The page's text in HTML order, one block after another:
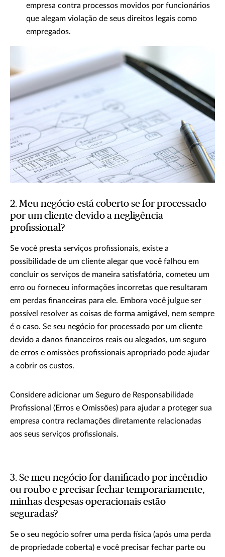
empresa contra processos movidos por funcionários
que alegam violação de seus direitos legais como
empregados.
2. Meu negócio está coberto se for processado
por um cliente devido a negligência
profissional?
Se você presta serviços profissionais, existe a
possibilidade de um cliente alegar que você falhou em
concluir os serviços de maneira satisfatória, cometeu um
erro ou forneceu informações incorretas que resultaram
em perdas financeiras para ele. Embora você julgue ser
possível resolver as coisas de forma amigável, nem sempre
é o caso. Se seu negócio for processado por um cliente
devido a danos financeiros reais ou alegados, um seguro
de erros e omissões profissionais apropriado pode ajudar
a cobrir os custos.
Considere adicionar um Seguro de Responsabilidade
Profissional (Erros e Omissões) para ajudar a proteger sua
empresa contra reclamações diretamente relacionadas
aos seus serviços profissionais.
3. Se meu negócio for danificado por incêndio
ou roubo e precisar fechar temporariamente,
minhas despesas operacionais estão
seguradas?
Se o seu negócio sofrer uma perda física (após uma perda
de propriedade coberta) e você precisar fechar parte ou